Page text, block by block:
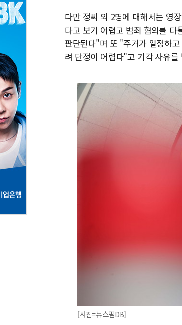
다만 정씨 외 2명에 대해서는 영
다고 보기 어렵고 범죄 혐의를 다
판단된다"며 또 "주거가 일정하
려 단정이 어렵다"고 기각 사유를
[사진=뉴스핌DB]